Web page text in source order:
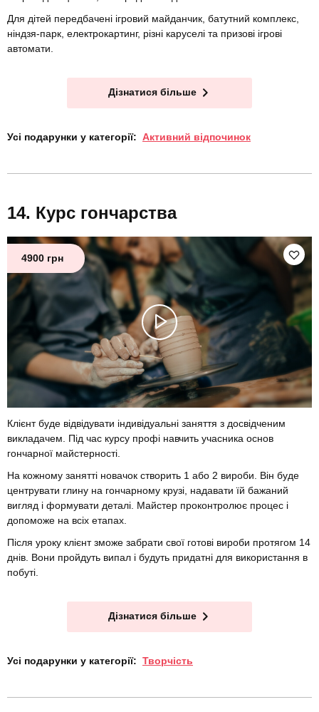
Для дітей передбачені ігровий майданчик, батутний комплекс,
ніндзя-парк, електрокартинг, різні каруселі та призові ігрові
автомати.
Дізнатися більше
Усі подарунки у категорії: Активний відпочинок
Курс гончарства
4900 грн
Клієнт буде відвідувати індивідуальні заняття з досвідченим
викладачем. Під час курсу профі навчить учасника основ
гончарної майстерності.
На кожному занятті новачок створить 1 або 2 вироби. Він буде
центрувати глину на гончарному крузі, надавати їй бажаний
вигляд і формувати деталі. Майстер проконтролює процес і
допоможе на всіх етапах.
Після уроку клієнт зможе забрати свої готові вироби протягом 14
днів. Вони пройдуть випал і будуть придатні для використання в
побуті.
Дізнатися більше
Усі подарунки у категорії: Творчість